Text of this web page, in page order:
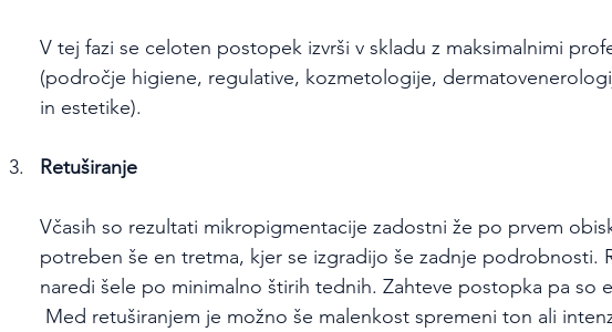
V tej fazi se celoten postopek izvrši v skladu z maksimalnimi
(področje higiene, regulative, kozmetologije,
in estetike).
Retuširanje
Včasih so rezultati mikropigmentacije zadostni že po prvem
potreben še en tretma, kjer se izgradijo še zadnje podrobnosti.
naredi šele po minimalno štirih tednih. Zahteve postopka pa so
Med retuširanjem je možno še malenkost spremeni ton ali